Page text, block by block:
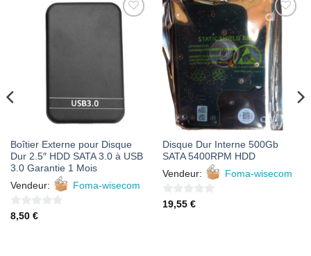
AJOUTER
À MES
FAVORIS
Boîtier Externe pour Disque
Dur 2.5″ HDD SATA 3.0 à USB
3.0 Garantie 1 Mois
Vendeur:
Foma-wisecom
0
8,50 €
AJOUTER
À MES
FAVORIS
Disque Dur Interne 500Gb
SATA 5400RPM HDD
Vendeur:
Foma-wisecom
0
19,55 €